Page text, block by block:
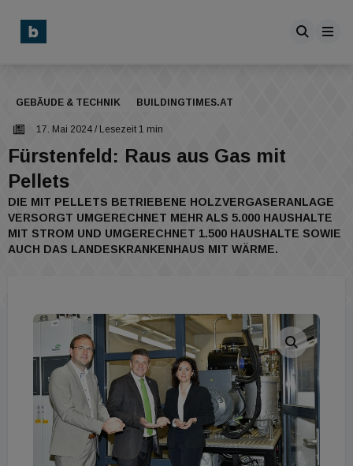
GEBÄUDE & TECHNIK BUILDINGTIMES.AT
17. Mai 2024 / Lesezeit 1 min
Fürstenfeld: Raus aus Gas mit
Pellets
DIE MIT PELLETS BETRIEBENE HOLZVERGASERANLAGE
VERSORGT UMGERECHNET MEHR ALS 5.000 HAUSHALTE
MIT STROM UND UMGERECHNET 1.500 HAUSHALTE SOWIE
AUCH DAS LANDESKRANKENHAUS MIT WÄRME.